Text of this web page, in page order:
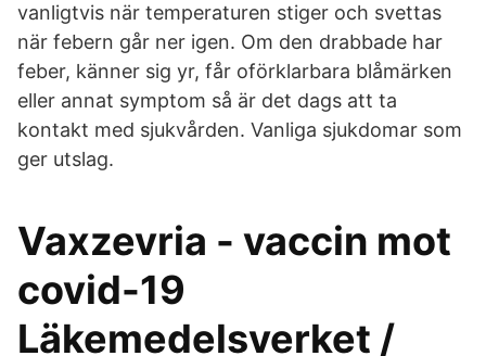
vanligtvis när temperaturen stiger och svettas
när febern går ner igen. Om den drabbade har
feber, känner sig yr, får oförklarbara blåmärken
eller annat symptom så är det dags att ta
kontakt med sjukvården. Vanliga sjukdomar som
ger utslag.
Vaxzevria - vaccin mot
covid-19
Läkemedelsverket /